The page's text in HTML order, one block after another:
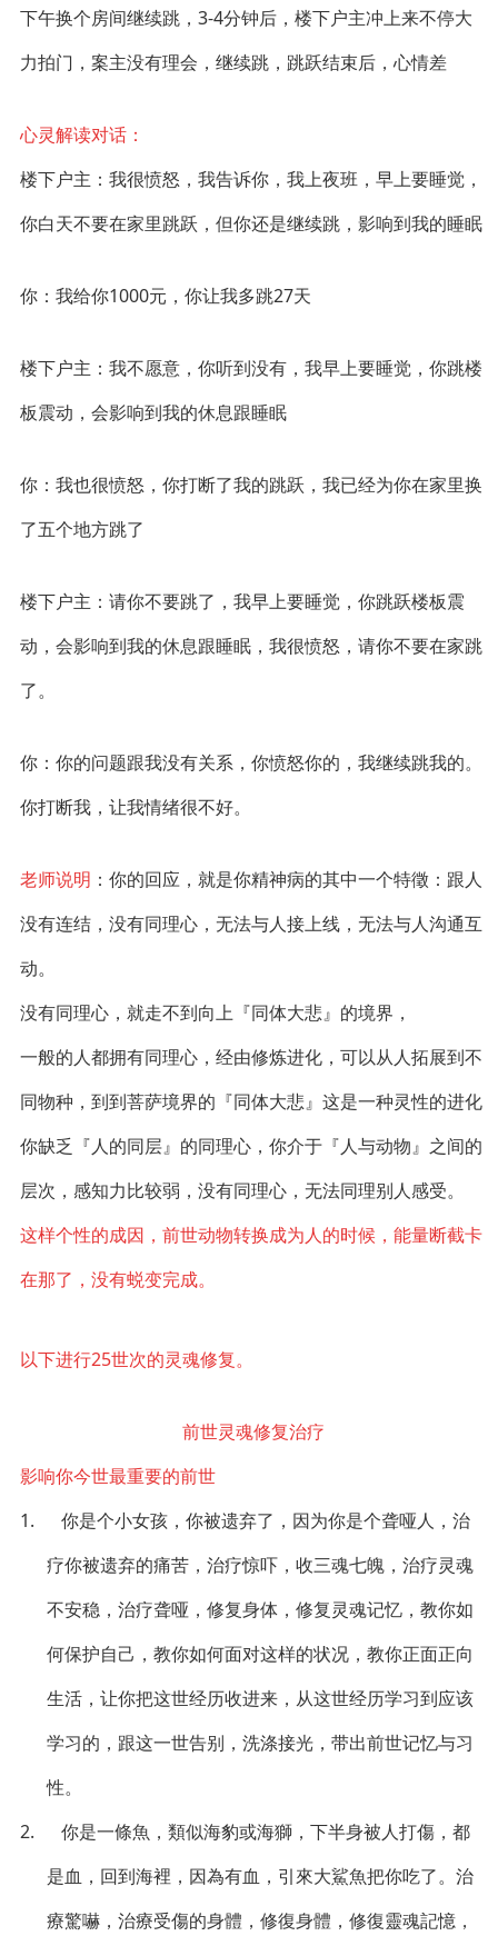
下午换个房间继续跳，3-4分钟后，楼下户主冲上来不停大
力拍门，案主没有理会，继续跳，跳跃结束后，心情差
心灵解读对话：
楼下户主：我很愤怒，我告诉你，我上夜班，早上要睡觉，
你白天不要在家里跳跃，但你还是继续跳，影响到我的睡眠
你：我给你1000元，你让我多跳27天
楼下户主：我不愿意，你听到没有，我早上要睡觉，你跳楼
板震动，会影响到我的休息跟睡眠
你：我也很愤怒，你打断了我的跳跃，我已经为你在家里换
了五个地方跳了
楼下户主：请你不要跳了，我早上要睡觉，你跳跃楼板震
动，会影响到我的休息跟睡眠，我很愤怒，请你不要在家跳
了。
你：你的问题跟我没有关系，你愤怒你的，我继续跳我的。
你打断我，让我情绪很不好。
老师说明 ：你的回应，就是你精神病的其中一个特徵：跟人
没有连结，没有同理心，无法与人接上线，无法与人沟通互
动。
没有同理心，就走不到向上『同体大悲』的境界，
一般的人都拥有同理心，经由修炼进化，可以从人拓展到不
同物种，到到菩萨境界的『同体大悲』这是一种灵性的进化
你缺乏『人的同层』的同理心，你介于『人与动物』之间的
层次， 感知力比较弱，没有同理心，无法同理别人感受。
这样个性的成因，前世动物转换成为人的时候，能量断截卡
在那了，没有蜕变完成。
以下进行25世次的灵魂修复。
前世灵魂修复治疗
影响你今世最重要的前世
1. 你是个小女孩，你被遗弃了，因为你是个聋哑人，治
疗你被遗弃的痛苦，治疗惊吓，收三魂七魄，治疗灵魂
不安稳，治疗聋哑，修复身体，修复灵魂记忆，教你如
何保护自己，教你如何面对这样的状况，教你正面正向
生活，让你把这世经历收进来，从这世经历学习到应该
学习的，跟这一世告别，洗涤接光，带出前世记忆与习
性。
2. 你是一條魚，類似海豹或海獅，下半身被人打傷，都
是血，回到海裡，因為有血，引來大鯊魚把你吃了。治
療驚嚇，治療受傷的身體，修復身體，修復靈魂記憶，